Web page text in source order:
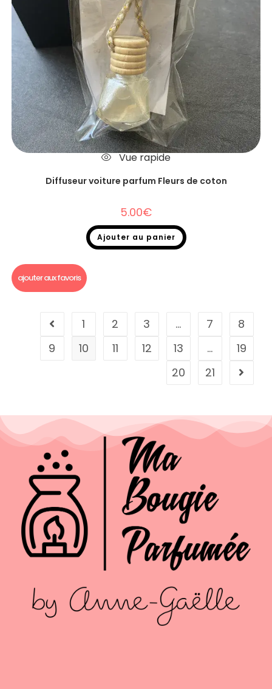
Vue rapide
Diffuseur voiture parfum Fleurs de coton
5.00€
Ajouter au panier
ajouter aux favoris
1 2 3 … 7
8
9
10 11 12 13 …
19
20
21